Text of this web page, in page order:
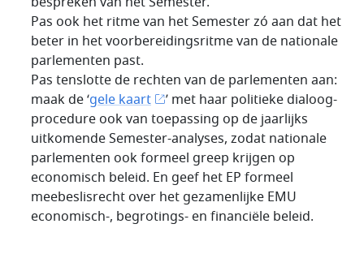
Pas ook het ritme van het Semester zó aan dat het
beter in het voorbereidingsritme van de nationale
parlementen past.
Pas tenslotte de rechten van de parlementen aan:
maak de ‘gele kaart
’ met haar politieke dialoog-
procedure ook van toepassing op de jaarlijks
uitkomende Semester-analyses, zodat nationale
parlementen ook formeel greep krijgen op
economisch beleid. En geef het EP formeel
meebeslisrecht over het gezamenlijke EMU
economisch-, begrotings- en financiële beleid.